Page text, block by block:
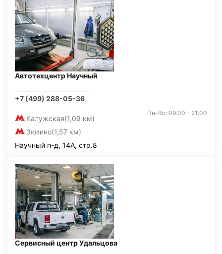
Автотехцентр Научный
+7 (499) 288-05-36
Калужская(1,09 км)
Зюзино(1,57 км)
Пн-Вс: 09:00 - 21:00
Научный п-д, 14А, стр.8
Сервисный центр Удальцова